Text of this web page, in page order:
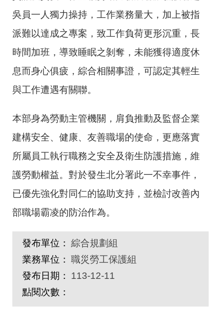
吳員一人獨力操持，工作業務量大，加上被指
派難以達成之專案，致工作負荷更形沉重，長
時間加班，導致睡眠之剝奪，未能獲得適度休
息而身心俱疲，綜合相關事證，可認定其輕生
與工作遭遇有關聯。
本部身為勞動主管機關，肩負推動及監督企業
建構安全、健康、友善職場的使命，更應落實
所屬員工執行職務之安全及衛生防護措施，維
護勞動權益。對於發生北分署此一不幸事件，
已優先強化對同仁的協助支持，並檢討改善內
部職場霸凌的防治作為。
發布單位： 綜合規劃組
業務單位： 職災勞工保護組
發布日期：
113-12-11
點閱次數：